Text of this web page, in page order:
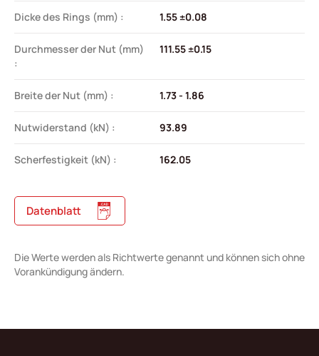
Dicke des Rings (mm) : 1.55 ±0.08
Durchmesser der Nut (mm)
:
111.55 ±0.15
Breite der Nut (mm) : 1.73 - 1.86
Nutwiderstand (kN) : 93.89
Scherfestigkeit (kN) : 162.05
Datenblatt
Die Werte werden als Richtwerte genannt und können sich ohne
Vorankündigung ändern.